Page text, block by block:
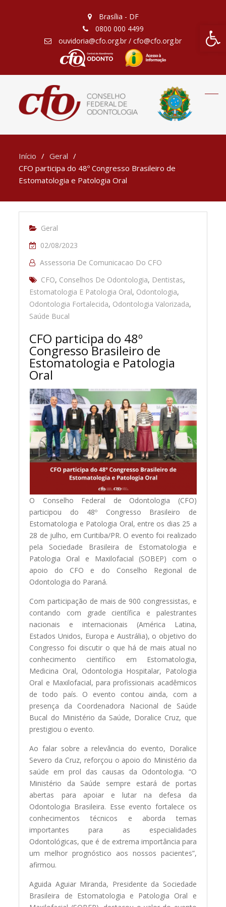
Barra
Brasília - DF
0800 000 4499
ouvidoria@cfo.org.br / cfo@cfo.org.br
Início
Geral
CFO participa do 48º Congresso Brasileiro de
Estomatologia e Patologia Oral
Geral
02/08/2023
Assessoria De Comunicacao Do CFO
CFO, Conselhos De Odontologia, Dentistas,
Estomatologia E Patologia Oral, Odontologia,
Odontologia Fortalecida, Odontologia Valorizada,
Saúde Bucal
CFO participa do 48º
Congresso Brasileiro de
Estomatologia e Patologia
Oral
O Conselho Federal de Odontologia (CFO)
participou do 48º Congresso Brasileiro de
Estomatologia e Patologia Oral, entre os dias 25 a
28 de julho, em Curitiba/PR. O evento foi realizado
pela Sociedade Brasileira de Estomatologia e
Patologia Oral e Maxilofacial (SOBEP) com o
apoio do CFO e do Conselho Regional de
Odontologia do Paraná.
Com participação de mais de 900 congressistas, e
contando com grade científica e palestrantes
nacionais e internacionais (América Latina,
Estados Unidos, Europa e Austrália), o objetivo do
Congresso foi discutir o que há de mais atual no
conhecimento científico em Estomatologia,
Medicina Oral, Odontologia Hospitalar, Patologia
Oral e Maxilofacial, para profissionais acadêmicos
de todo país. O evento contou ainda, com a
presença da Coordenadora Nacional de Saúde
Bucal do Ministério da Saúde, Doralice Cruz, que
prestigiou o evento.
Ao falar sobre a relevância do evento, Doralice
Severo da Cruz, reforçou o apoio do Ministério da
saúde em prol das causas da Odontologia. “O
Ministério da Saúde sempre estará de portas
abertas para apoiar e lutar na defesa da
Odontologia Brasileira. Esse evento fortalece os
conhecimentos técnicos e aborda temas
importantes para as especialidades
Odontológicas, que é de extrema importância para
um melhor prognóstico aos nossos pacientes”,
afirmou.
Aguida Aguiar Miranda, Presidente da Sociedade
Brasileira de Estomatologia e Patologia Oral e